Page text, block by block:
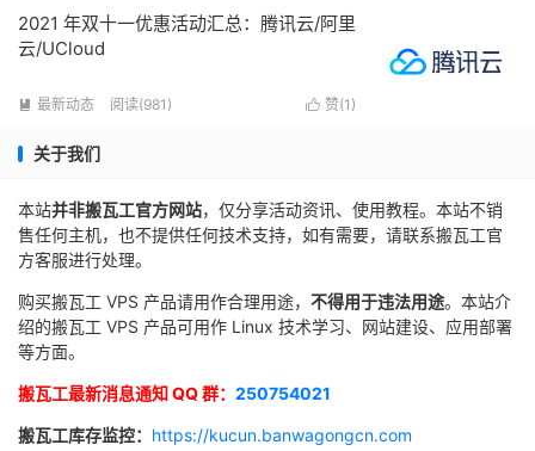
2021 年双十一优惠活动汇总：腾讯云/阿里
云/UCloud
 最新动态 阅读(981)  赞(1 )
关于我们
本站并非搬瓦工官方网站，仅分享活动资讯、使用教程。本站不销
售任何主机，也不提供任何技术支持，如有需要，请联系搬瓦工官
方客服进行处理。
购买搬瓦工 VPS 产品请用作合理用途， 不得用于违法用途。本站介
绍的搬瓦工 VPS 产品可用作 Linux 技术学习、网站建设、应用部署
等方面。
搬瓦工最新消息通知 QQ 群： 250754021
搬瓦工库存监控： https://kucun.banwagongcn.com